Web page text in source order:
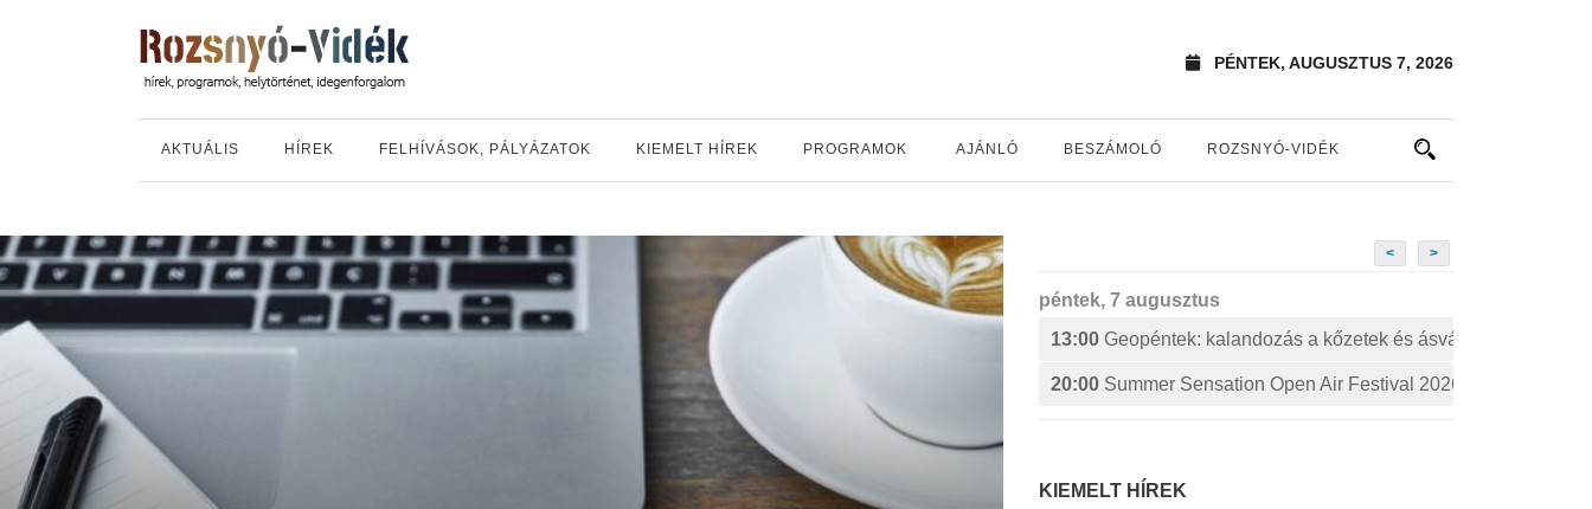
PÉNTEK, AUGUSZTUS 7, 2026
AKTUÁLIS HÍREK FELHÍVÁSOK, PÁLYÁZATOK KIEMELT HÍREK PROGRAMOK AJÁNLÓ BESZÁMOLÓ ROZSNYÓ-VIDÉK
< >
péntek, 7 augusztus
13:00 Geopéntek: kalandozás a kőzetek és ásványok izgalmas
20:00 Summer Sensation Open Air Festival 2026:
KIEMELT HÍREK